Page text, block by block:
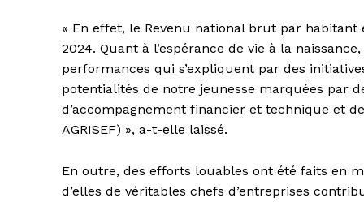
« En effet, le Revenu national brut par habitant
2024. Quant à l’espérance de vie à la
performances qui s’expliquent par des
potentialités de notre jeunesse marquées par
d’accompagnement financier et technique et
AGRISEF) », a-t-elle laissé.
En outre, des efforts louables ont été faits en
d’elles de véritables chefs d’entreprises